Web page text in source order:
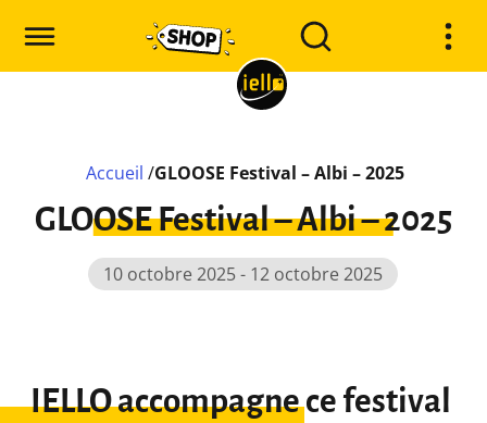
Accueil /GLOOSE Festival – Albi – 2025
GLOOSE Festival – Albi – 2025
10 octobre 2025 - 12 octobre 2025
IELLO accompagne ce festival